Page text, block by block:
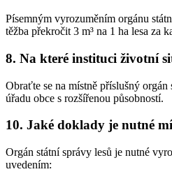
Písemným vyrozuměním orgánu
těžba překročit 3 m³ na 1 ha lesa za
8. Na které instituci životní
Obraťte se na místně příslušný
úřadu obce s rozšířenou působností.
10. Jaké doklady je nutné
Orgán státní správy lesů je nutné
uvedením: